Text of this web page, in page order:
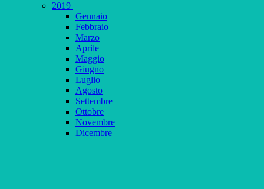
2019
Gennaio
Febbraio
Marzo
Aprile
Maggio
Giugno
Luglio
Agosto
Settembre
Ottobre
Novembre
Dicembre